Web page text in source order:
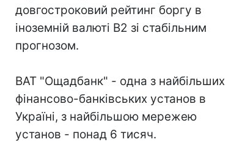
довгостроковий рейтинг боргу в
іноземній валюті В2 зі стабільним
прогнозом.
ВАТ "Ощадбанк" - одна з найбільших
фінансово-банківських установ в
Україні, з найбільшою мережею
установ - понад 6 тисяч.